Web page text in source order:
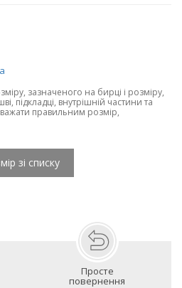
зазначеного на бирці і розміру,
підкладці, внутрішній частини та
правильним розмір,
зі списку
Просте
повернення